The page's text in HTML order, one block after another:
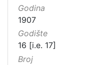
Godina
1907
Godište
16 [i.e. 17]
Broj